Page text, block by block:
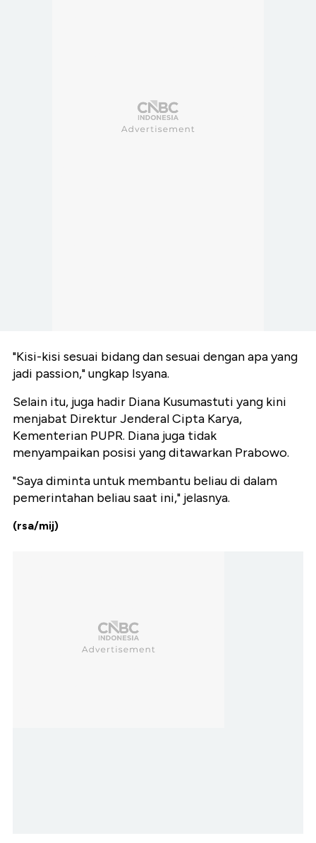
"Kisi-kisi sesuai bidang dan sesuai dengan apa yang
jadi passion," ungkap Isyana.
Selain itu, juga hadir Diana Kusumastuti yang kini
menjabat Direktur Jenderal Cipta Karya,
Kementerian PUPR. Diana juga tidak
menyampaikan posisi yang ditawarkan Prabowo.
"Saya diminta untuk membantu beliau di dalam
pemerintahan beliau saat ini," jelasnya.
(rsa/mij)